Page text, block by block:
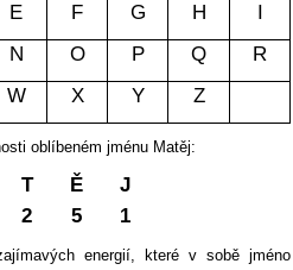
E F G H
I
N O P Q
R
W X Y Z
oblíbeném jménu Matěj:
T Ě
J
2 5 1
energií, které v sobě jméno